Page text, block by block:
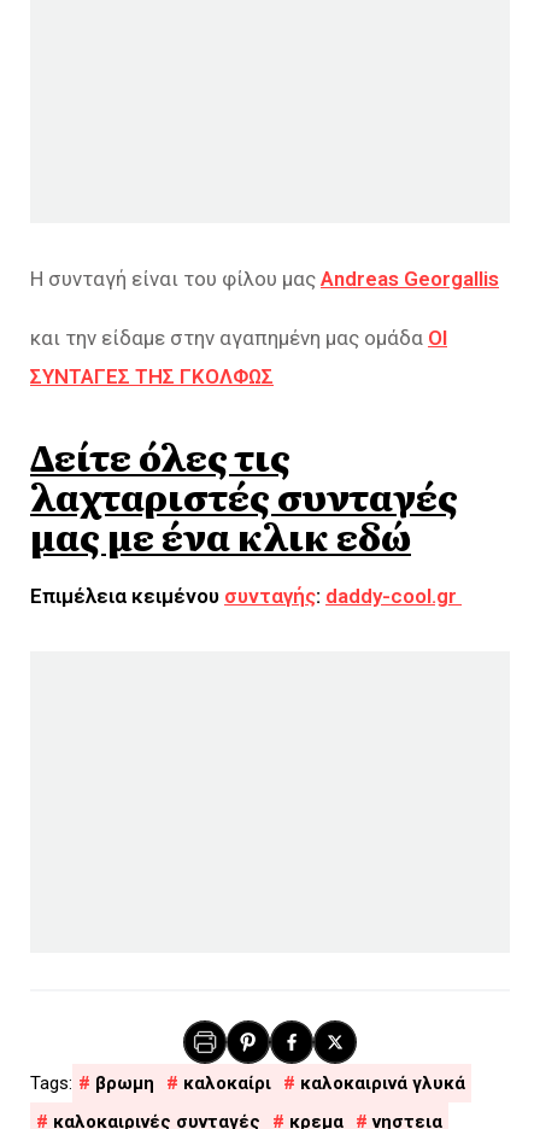
Η συνταγή είναι του φίλου μας Andreas Georgallis
και την είδαμε στην αγαπημένη μας ομάδα ΟΙ
ΣΥΝΤΑΓΕΣ ΤΗΣ ΓΚΟΛΦΩΣ
Δείτε όλες τις
λαχταριστές συνταγές
μας με ένα κλικ εδώ
Επιμέλεια κειμένου συνταγής: daddy-cool.gr
βρωμη καλοκαίρι
καλοκαιρινά γλυκά
καλοκαιρινές συνταγές
κρεμα
νηστεια